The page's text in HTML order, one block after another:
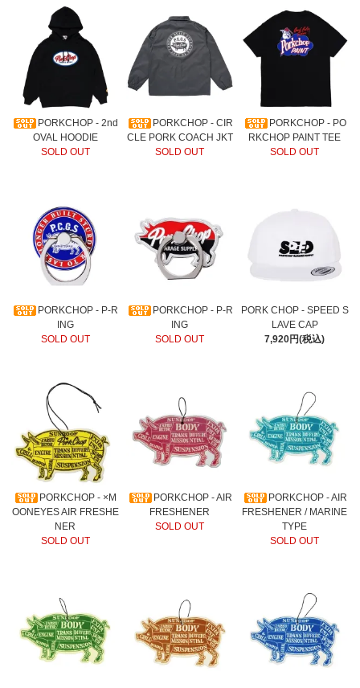
PORKCHOP - 2nd
OVAL HOODIE
SOLD OUT
PORKCHOP - CIR
CLE PORK COACH JKT
SOLD OUT
PORKCHOP - PO
RKCHOP PAINT TEE
SOLD OUT
PORKCHOP - P-R
ING
SOLD OUT
PORKCHOP - P-R
ING
SOLD OUT
PORK CHOP - SPEED S
LAVE CAP
7,920円(税込)
PORKCHOP - ×M
OONEYES AIR FRESHE
NER
SOLD OUT
PORKCHOP - AIR
FRESHENER
SOLD OUT
PORKCHOP - AIR
FRESHENER / MARINE
TYPE
SOLD OUT